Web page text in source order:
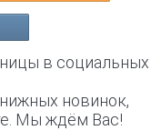
в социальных
новинок,
Мы ждём Вас!